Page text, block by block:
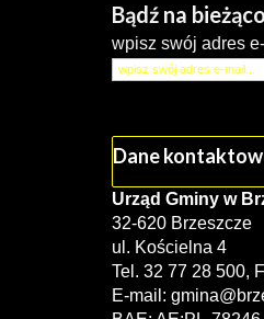
Bądź na
wpisz swój adres
Dane
Urząd Gminy w
32-620 Brzeszcze
ul. Kościelna 4
Tel. 32 77 28 500,
E-mail: